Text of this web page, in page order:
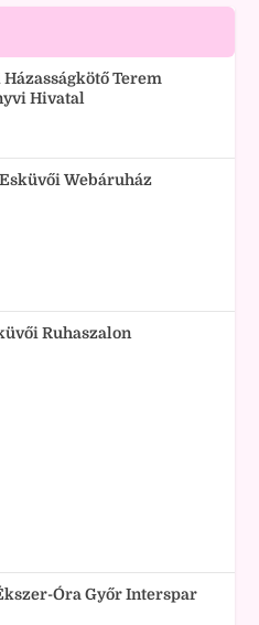
Házasságkötő Terem
Hivatal
Webáruház
Ruhaszalon
Óra Győr Interspar